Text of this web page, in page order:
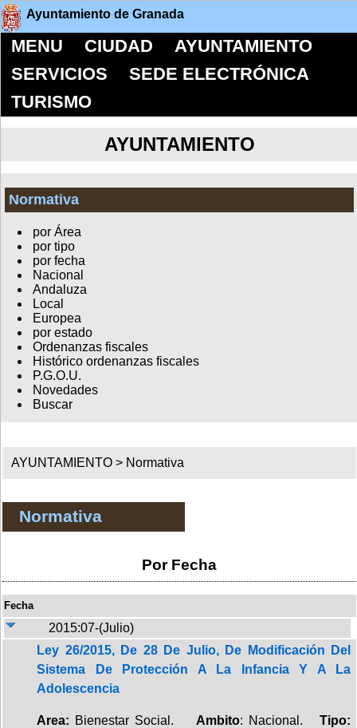
Ayuntamiento de Granada
MENU CIUDAD
AYUNTAMIENTO
SERVICIOS
SEDE ELECTRÓNICA
TURISMO
AYUNTAMIENTO
Normativa
por Área
por tipo
por fecha
Nacional
Andaluza
Local
Europea
por estado
Ordenanzas fiscales
Histórico ordenanzas fiscales
P.G.O.U.
Novedades
Buscar
AYUNTAMIENTO > Normativa
Normativa
Por Fecha
Fecha
2015:07-(Julio)
Ley 26/2015, De 28 De Julio, De Modificación Del
Sistema De Protección A La Infancia Y A La
Adolescencia
Area: Bienestar Social. Ambito: Nacional. Tipo: